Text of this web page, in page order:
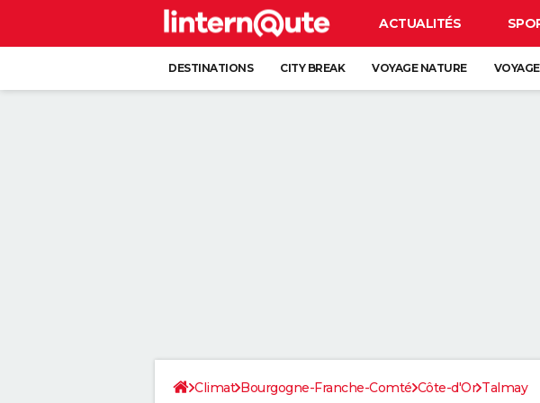
ACTUALITÉS
DESTINATIONS CITY BREAK VOYAGE NATURE
Climat Bourgogne-Franche-Comté Côte-d'Or Talmay